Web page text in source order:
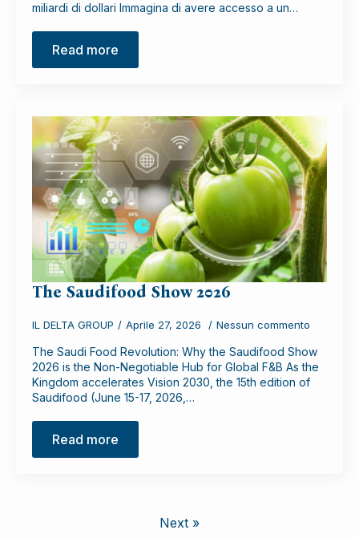
miliardi di dollari Immagina di avere accesso a un…
Read more
The Saudifood Show 2026
IL DELTA GROUP Aprile 27, 2026 Nessun commento
The Saudi Food Revolution: Why the Saudifood Show
2026 is the Non-Negotiable Hub for Global F&B As the
Kingdom accelerates Vision 2030, the 15th edition of
Saudifood (June 15-17, 2026,…
Read more
Next »